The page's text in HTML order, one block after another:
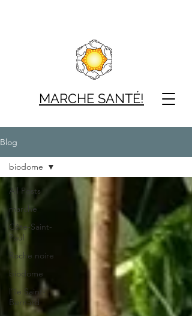
MARCHE SANTÉ!
Blog
All Posts
marche
Côte-Saint-
Paul
Roche noire
biodome
l’île Saint-
Bernard
biodome